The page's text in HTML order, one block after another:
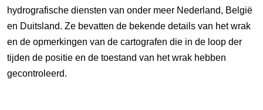
hydrografische diensten van onder meer Nederland, België
en Duitsland. Ze bevatten de bekende details van het wrak
en de opmerkingen van de cartografen die in de loop der
tijden de positie en de toestand van het wrak hebben
gecontroleerd.